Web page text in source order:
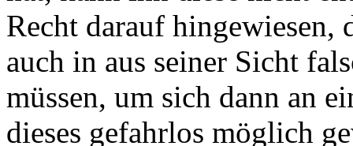
Recht darauf hingewiesen,
auch in aus seiner Sicht
müssen, um sich dann an
dieses gefahrlos möglich